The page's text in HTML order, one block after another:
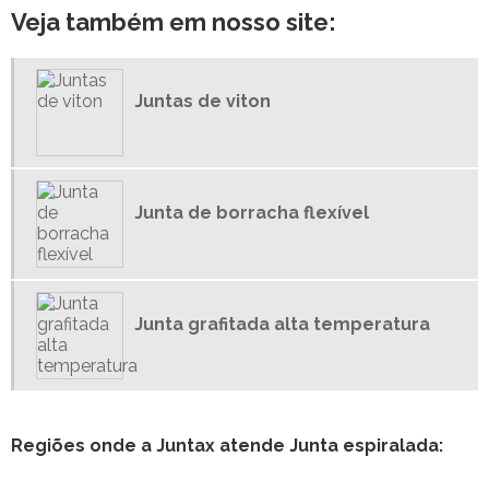
JUNTAS DE PAPELÃO GRAFITADO
JUNTAS DE VEDAÇÃO BORRACHA
JUNTAS DE VEDAÇÃO EM COBRE
JUNTAS EM TEFLON
JUNTAS ESPIRAIS
JUNTAS INDUSTRIAIS
JUNTAS PARA MÁQUINAS
JUNTAS PARA TUBULAÇÃO DE VAPOR
Veja também em nosso site:
Juntas de viton
Junta de borracha flexível
Junta grafitada alta temperatura
Regiões onde a Juntax atende Junta espiralada: